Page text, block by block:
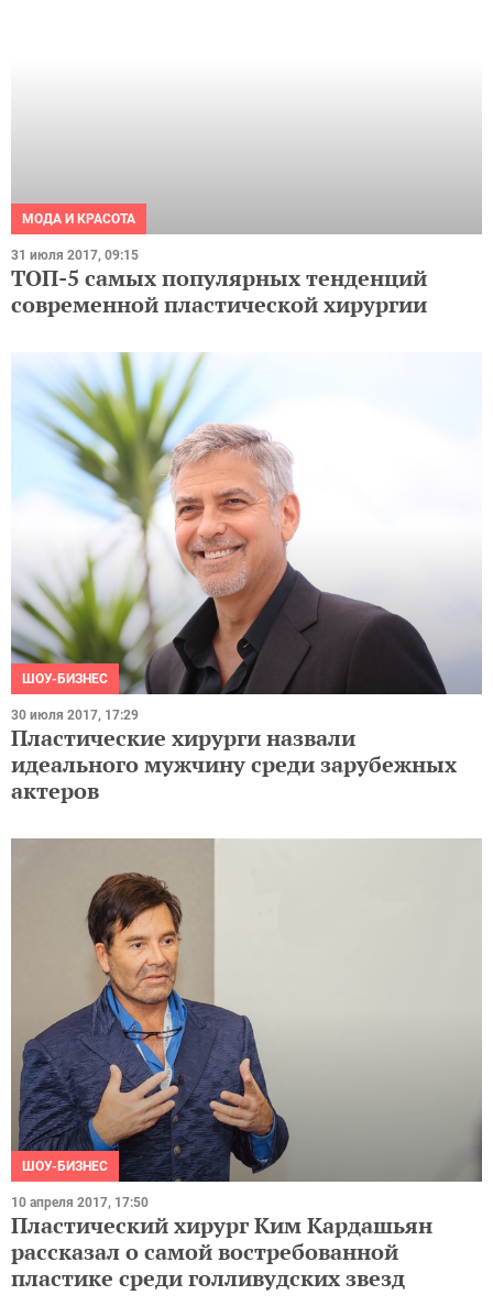
МОДА И КРАСОТА
ТОП-5 самых популярных тенденций
современной пластической хирургии
ШОУ-БИЗНЕС
Пластические хирурги назвали
идеального мужчину среди зарубежных
актеров
ШОУ-БИЗНЕС
Пластический хирург Ким Кардашьян
рассказал о самой востребованной
пластике среди голливудских звезд